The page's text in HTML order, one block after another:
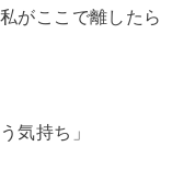
がここで離したら
気持ち」